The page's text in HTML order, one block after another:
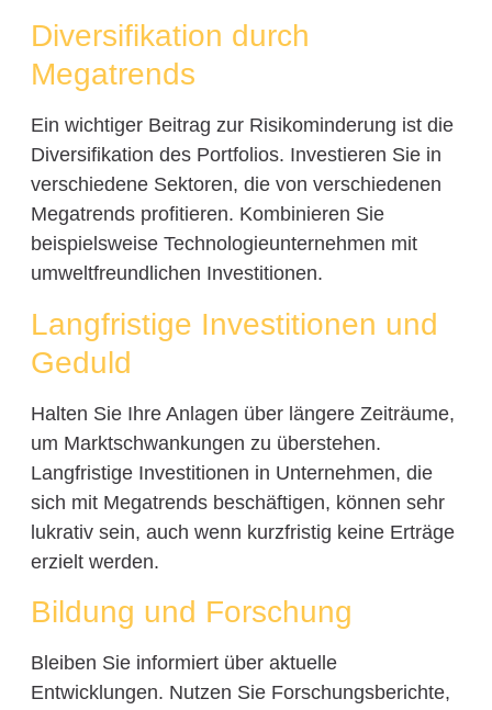
Diversifikation durch
Megatrends
Ein wichtiger Beitrag zur Risikominderung ist die
Diversifikation des Portfolios. Investieren Sie in
verschiedene Sektoren, die von verschiedenen
Megatrends profitieren. Kombinieren Sie
beispielsweise Technologieunternehmen mit
umweltfreundlichen Investitionen.
Langfristige Investitionen und
Geduld
Halten Sie Ihre Anlagen über längere Zeiträume,
um Marktschwankungen zu überstehen.
Langfristige Investitionen in Unternehmen, die
sich mit Megatrends beschäftigen, können sehr
lukrativ sein, auch wenn kurzfristig keine Erträge
erzielt werden.
Bildung und Forschung
Bleiben Sie informiert über aktuelle
Entwicklungen. Nutzen Sie Forschungsberichte,